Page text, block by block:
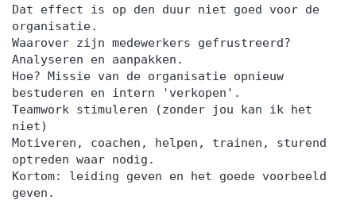
Dat effect is op den duur niet goed voor de
organisatie.
Waarover zijn medewerkers gefrustreerd?
Analyseren en aanpakken.
Hoe? Missie van de organisatie opnieuw
bestuderen en intern 'verkopen'.
Teamwork stimuleren (zonder jou kan ik het
niet)
Motiveren, coachen, helpen, trainen, sturend
optreden waar nodig.
Kortom: leiding geven en het goede voorbeeld
geven.